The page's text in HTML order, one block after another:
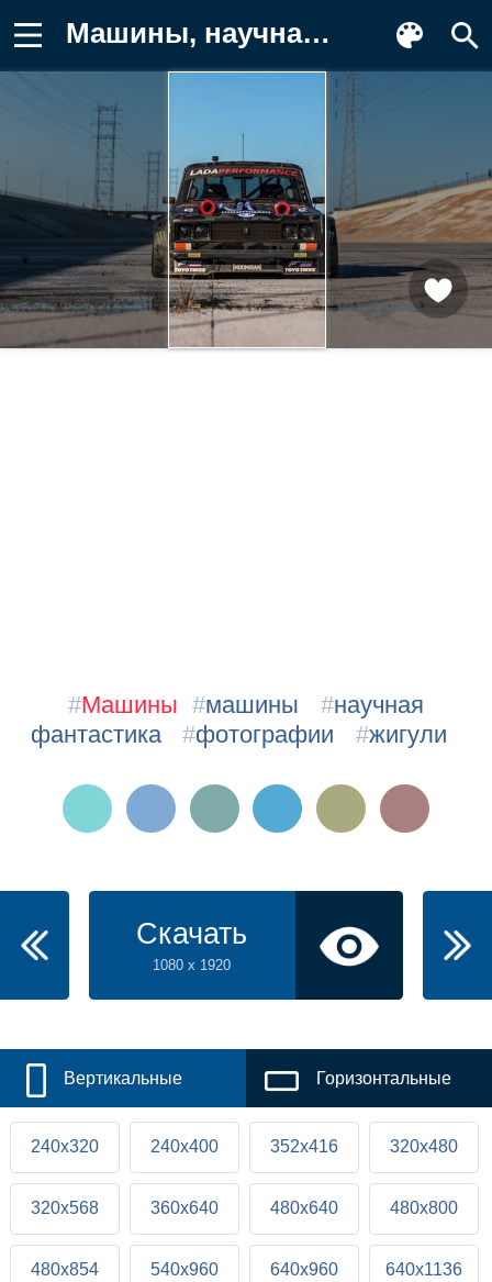
Машины, научная фантастика, фотографии Картинка на телефон
#Машины #машины #научная
фантастика
#фотографии #жигули
Скачать
1080 x 1920
Вертикальные Горизонтальные
240x320 240x400 352x416 320x480
320x568 360x640 480x640 480x800
480x854 540x960 640x960 640x1136